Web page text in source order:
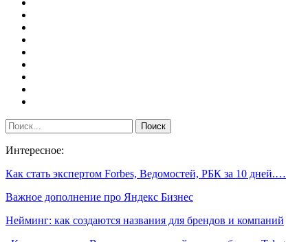
Интересное:
Как стать экспертом Forbes, Ведомостей, РБК за 10 дней.…
Важное дополнение про Яндекс Бизнес
Нейминг: как создаются названия для брендов и компаний